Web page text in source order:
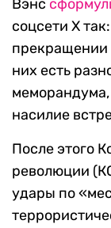
Вэнс
соцсети X
прекращении
них есть
меморандума,
насилие
После этого
революции
удары по